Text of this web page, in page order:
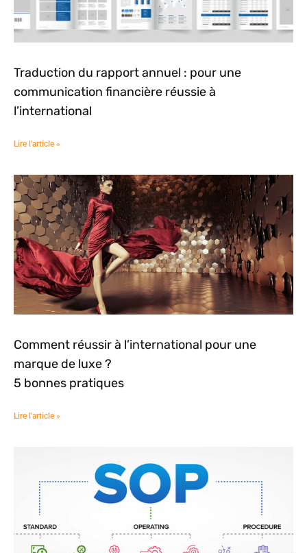
Traduction du rapport annuel : pour une
communication financière réussie à
l’international
Lire l'article »
Comment réussir à l’international pour une
marque de luxe ?
5 bonnes pratiques
Lire l'article »